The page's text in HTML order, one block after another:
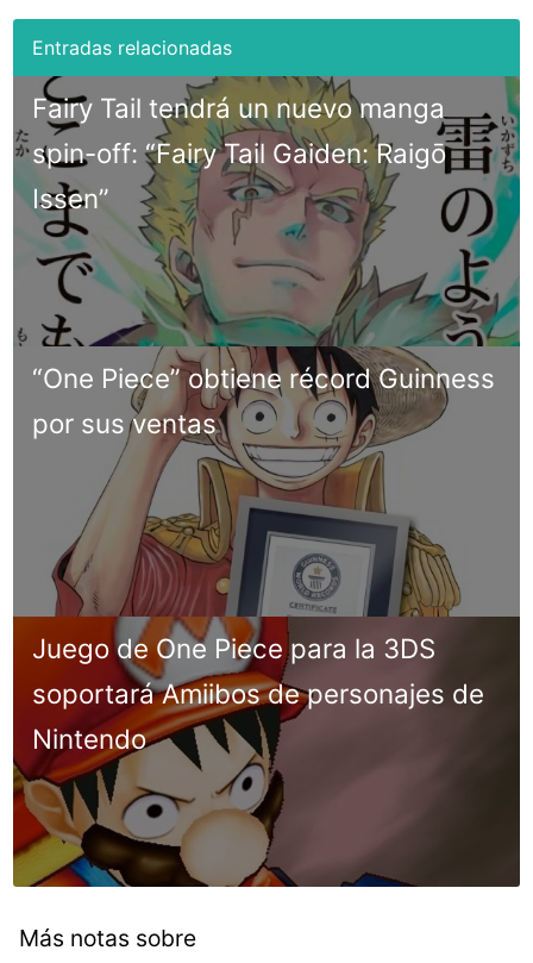
Fairy Tail tendrá un nuevo manga
spin-off: “Fairy Tail Gaiden: Raigō
Issen”
“One Piece” obtiene récord Guinness
por sus ventas
Juego de One Piece para la 3DS
soportará Amiibos de personajes de
Nintendo
Más notas sobre